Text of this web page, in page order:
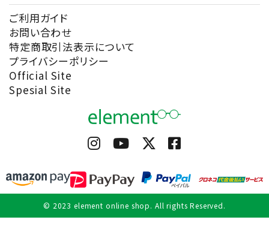
ご利用ガイド
お問い合わせ
特定商取引法表示について
プライバシーポリシー
Official Site
Spesial Site
© 2023 element online shop. All rights Reserved.